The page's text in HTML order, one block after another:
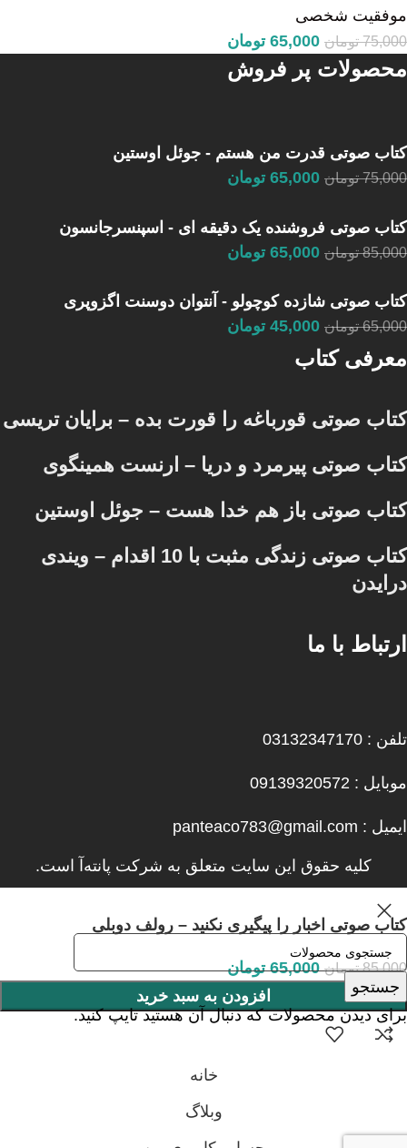
موفقیت شخصی
75,000 تومان 65,000 تومان
محصولات پر فروش
کتاب صوتی قدرت من هستم - جوئل اوستین
75,000 تومان 65,000 تومان
کتاب صوتی فروشنده یک دقیقه ای - اسپنسرجانسون
85,000 تومان 65,000 تومان
کتاب صوتی شازده کوچولو - آنتوان دوسنت اگزوپری
65,000 تومان 45,000 تومان
معرفی کتاب
کتاب صوتی قورباغه را قورت بده – برایان تریسی
کتاب صوتی پیرمرد و دریا – ارنست همینگوی
کتاب صوتی باز هم خدا هست – جوئل اوستین
کتاب صوتی زندگی مثبت با 10 اقدام – ویندی
درایدن
ارتباط با ما
تلفن : 03132347170
موبایل : 09139320572
ایمیل : panteaco783@gmail.com
کلیه حقوق این سایت متعلق به شرکت پانته‌آ است.
جستجو
برای دیدن محصولات که دنبال آن هستید تایپ کنید.
کتاب صوتی اخبار را پیگیری نکنید – رولف دوبلی
85,000 تومان 65,000 تومان
افزودن به سبد خرید
خانه
وبلاگ